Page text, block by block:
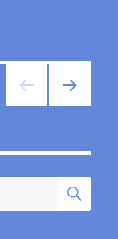
搜